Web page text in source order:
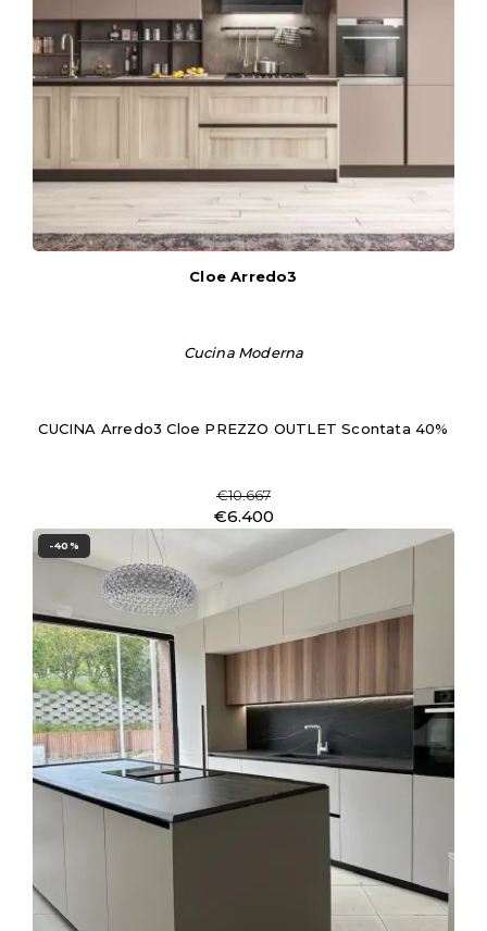
Cloe Arredo3
Cucina Moderna
CUCINA Arredo3 Cloe PREZZO OUTLET Scontata 40%
€10.667
€6.400
-40%